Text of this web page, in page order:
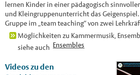
lernen Kinder in einer pädagogisch
und Kleingruppenunterricht das
Gruppe im „team teaching“ von zwei
Möglichkeiten zu Kammermusik,
siehe auch Ensembles
Videos zu den